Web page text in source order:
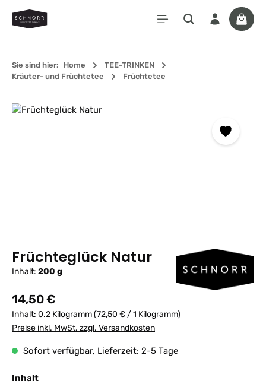
Zum Hauptinhalt springen
Sie sind hier: Home
TEE-TRINKEN
Kräuter- und Früchtetee
Früchtetee
Bildergalerie überspringen
Früchteglück Natur
Inhalt: 200 g
Regulärer Preis:
14,50 €
Inhalt: 0.2 Kilogramm(72,50 € / 1 Kilogramm)
Preise inkl. MwSt. zzgl. Versandkosten
Sofort verfügbar, Lieferzeit: 2-5 Tage
Inhaltauswählen